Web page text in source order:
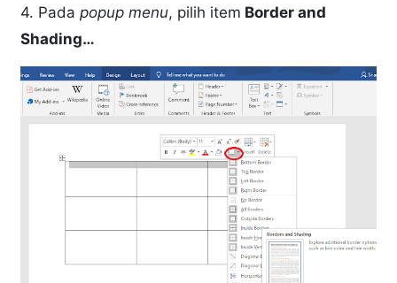
4. Pada popup menu, pilih item Border and
Shading…